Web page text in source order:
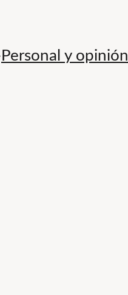
Personal y opinión